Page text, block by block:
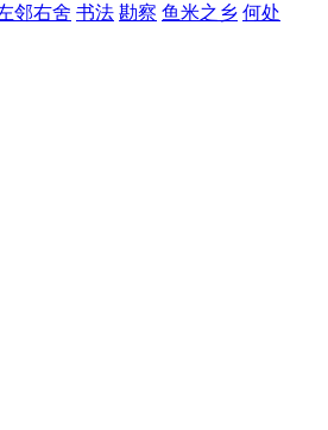
邻右舍 书法 勘察 鱼米之乡 何处